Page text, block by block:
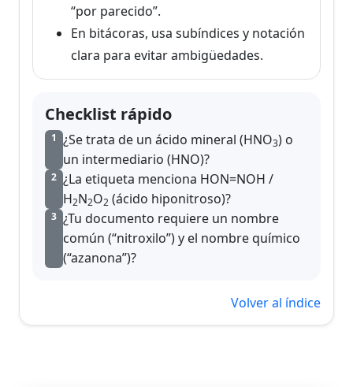
“por parecido”.
En bitácoras, usa subíndices y notación
clara para evitar ambigüedades.
Checklist rápido
1 ¿Se trata de un ácido mineral (HNO3) o
un intermediario (HNO)?
2 ¿La etiqueta menciona HON=NOH /
H2N2O2 (ácido hiponitroso)?
3 ¿Tu documento requiere un nombre
común (“nitroxilo”) y el nombre químico
(“azanona”)?
Volver al índice